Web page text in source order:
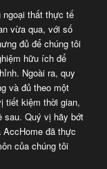
ngoại thất thực tế
vừa qua, với số
đủ để chúng tôi
hữu ích để
Ngoài ra, quy
và đủ theo một
tiết kiệm thời gian,
sau. Quý vị hãy bớt
đã thực
của chúng tôi